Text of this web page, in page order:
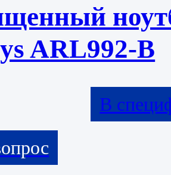
ARL992-B
В